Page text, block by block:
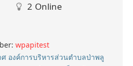
2 Online
wpapitest
ศ องค์การบริหารส่วนตำบลป่าพลู